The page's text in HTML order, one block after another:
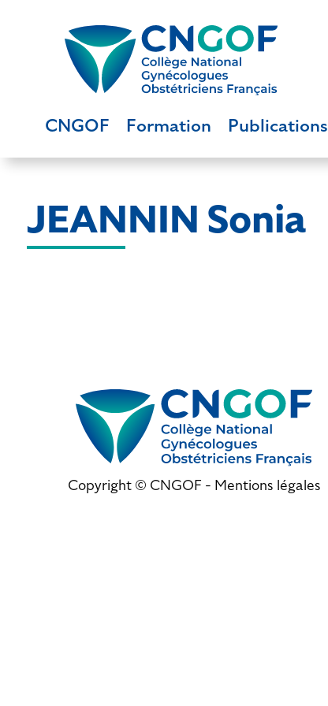
CNGOF Formation Publications
JEANNIN Sonia
Copyright © CNGOF - Mentions légales